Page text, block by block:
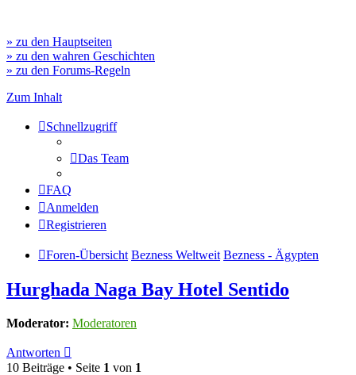
» zu den Hauptseiten
» zu den wahren Geschichten
» zu den Forums-Regeln
Zum Inhalt
Schnellzugriff
Das Team
FAQ
Anmelden
Registrieren
Foren-Übersicht Bezness Weltweit Bezness - Ägypten
Hurghada Naga Bay Hotel Sentido
Moderator: Moderatoren
Antworten
10 Beiträge • Seite 1 von 1